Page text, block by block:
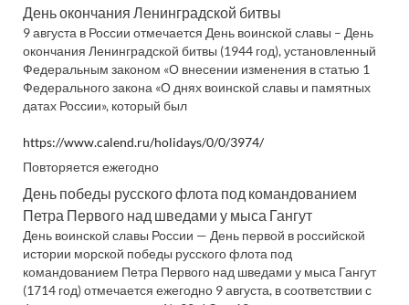
День окончания Ленинградской битвы
9 августа в России отмечается День воинской славы – День
окончания Ленинградской битвы (1944 год), установленный
Федеральным законом «О внесении изменения в статью 1
Федерального закона «О днях воинской славы и памятных
датах России», который был
https://www.calend.ru/holidays/0/0/3974/
Повторяется ежегодно
День победы русского флота под командованием
Петра Первого над шведами у мыса Гангут
День воинской славы России — День первой в российской
истории морской победы русского флота под
командованием Петра Первого над шведами у мыса Гангут
(1714 год) отмечается ежегодно 9 августа, в соответствии с